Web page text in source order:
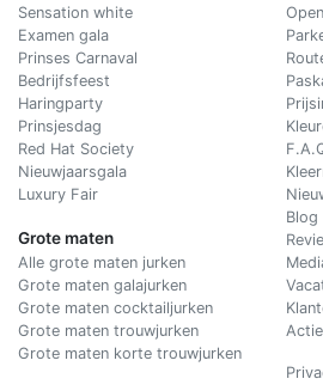
Sensation white
Examen gala
Prinses Carnaval
Bedrijfsfeest
Haringparty
Prinsjesdag
Red Hat Society
Nieuwjaarsgala
Luxury Fair
Grote maten
Alle grote maten jurken
Grote maten galajurken
Grote maten cocktailjurken
Grote maten trouwjurken
Grote maten korte trouwjurken
Blog